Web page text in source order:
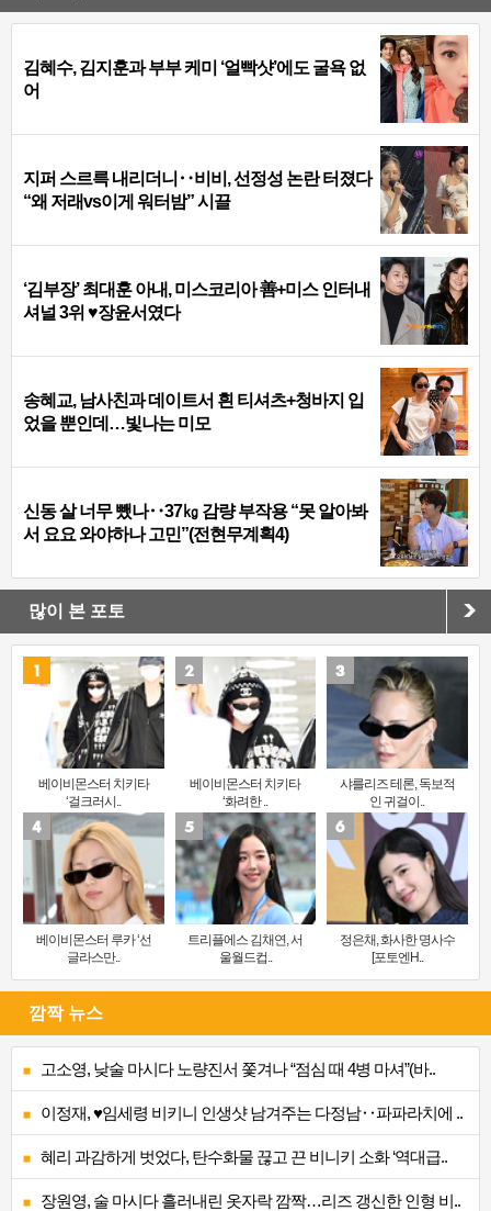
김혜수, 김지훈과 부부 케미 ‘얼빡샷’에도 굴욕 없
어
지퍼 스르륵 내리더니‥비비, 선정성 논란 터졌다
“왜 저래vs이게 워터밤” 시끌
‘김부장’ 최대훈 아내, 미스코리아 善+미스 인터내
셔널 3위 ♥장윤서였다
송혜교, 남사친과 데이트서 흰 티셔츠+청바지 입
었을 뿐인데…빛나는 미모
신동 살 너무 뺐나‥37㎏ 감량 부작용 “못 알아봐
서 요요 와야하나 고민”(전현무계획4)
많이 본 포토
베이비몬스터 치키타
‘걸크러시..
베이비몬스터 치키타
‘화려한 ..
샤를리즈 테론, 독보적
인 귀걸이..
베이비몬스터 루카 ‘선
글라스만..
트리플에스 김채연, 서
울월드컵..
정은채, 화사한 명사수
[포토엔H..
깜짝 뉴스
고소영, 낮술 마시다 노량진서 쫓겨나 “점심 때 4병 마셔”(바..
이정재, ♥임세령 비키니 인생샷 남겨주는 다정남‥파파라치에 ..
혜리 과감하게 벗었다, 탄수화물 끊고 끈 비니키 소화 ‘역대급..
장원영, 술 마시다 흘러내린 옷자락 깜짝…리즈 갱신한 인형 비..